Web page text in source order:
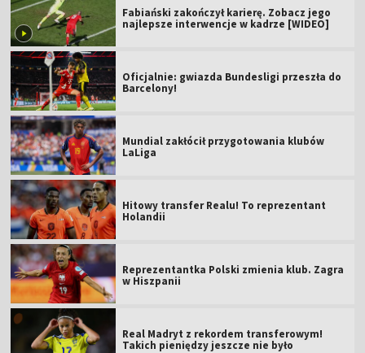
Fabiański zakończył karierę. Zobacz jego
najlepsze interwencje w kadrze [WIDEO]
Oficjalnie: gwiazda Bundesligi przeszła do
Barcelony!
Mundial zakłócił przygotowania klubów
LaLiga
Hitowy transfer Realu! To reprezentant
Holandii
Reprezentantka Polski zmienia klub. Zagra
w Hiszpanii
Real Madryt z rekordem transferowym!
Takich pieniędzy jeszcze nie było